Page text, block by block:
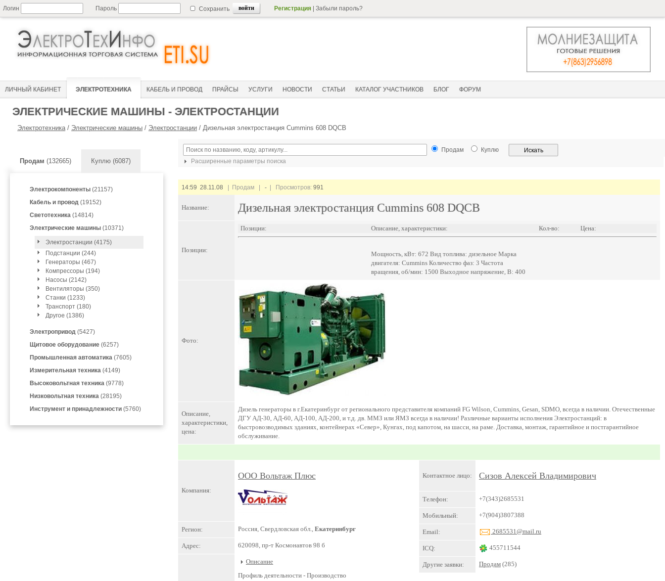
Логин Пароль Сохранить Регистрация Забыли пароль?
ЛИЧНЫЙ КАБИНЕТ ЭЛЕКТРОТЕХНИКА КАБЕЛЬ И ПРОВОД ПРАЙСЫ УСЛУГИ НОВОСТИ СТАТЬИ КАТАЛОГ УЧАСТНИКОВ БЛОГ ФОРУМ
ЭЛЕКТРИЧЕСКИЕ МАШИНЫ - ЭЛЕКТРОСТАНЦИИ
Электротехника/ Электрические машины / Электростанции / Дизельная электростанция Cummins 608 DQCB
Продам (132665) Куплю (6087)
Электрокомпоненты (21157)
Кабель и провод (19152)
Светотехника (14814)
Электрические машины (10371)
Электростанции (4175)
Подстанции (244)
Генераторы (467)
Компрессоры (194)
Насосы (2142)
Вентиляторы (350)
Станки (1233)
Транспорт (180)
Другое (1386)
Электропривод (5427)
Щитовое оборудование (6257)
Промышленная автоматика (7605)
Измерительная техника (4149)
Высоковольтная техника (9778)
Низковольтная техника (28195)
Инструмент и принадлежности (5760)
Продам
Куплю
Расширенные параметры поиска
14:59 28.11.08 | Продам | - | Просмотров: 991
Название: Дизельная электростанция Cummins 608 DQCB
Позиции:
Позиции: Описание, характеристики: Кол-во: Цена:
Мощность, кВт: 672 Вид топлива: дизельное Марка
двигателя: Cummins Количество фаз: 3 Частота
вращения, об/мин: 1500 Выходное напряжение, В: 400
Фото:
Описание,
характеристики,
цена:
Дизель генераторы в г.Екатеринбург от регионального представителя компаний FG Wilson, Cummins, Gesan, SDMO, всегда в наличии. Отечественные
ДГУ АД-30, АД-60, АД-100, АД-200, и т.д. дв. ММЗ или ЯМЗ всегда в наличии! Различные варианты исполнения Электростанций: в
быстровозводимых зданиях, контейнерах «Север», Кунгах, под капотом, на шасси, на раме. Доставка, монтаж, гарантийное и постгарантийное
обслуживание.
Компания:
ООО Вольтаж Плюс
Регион: Россия, Свердловская обл., Екатеринбург
Адрес: 620098, пр-т Космонавтов 98 б
Описание
Профиль деятельности - Производство
Контактное лицо: Сизов Алексей Владимирович
Телефон: +7(343)2685531
Мобильный: +7(904)3807388
Email: 2685531@mail.ru
ICQ: 455711544
Другие заявки: Продам (285)